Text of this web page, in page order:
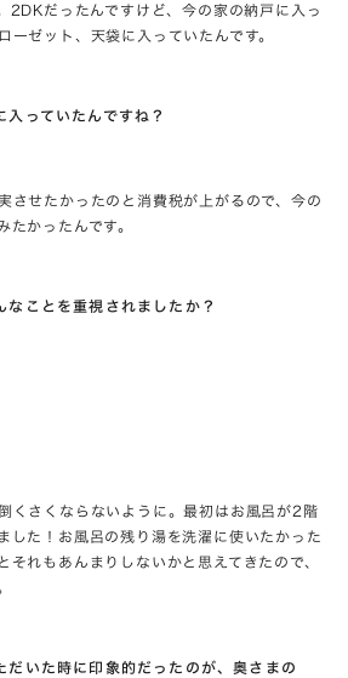
2DKだったんですけど、今の家の納戸に入っ
ーゼット、天袋に入っていたんです。
っていたんですね？
させたかったのと消費税が上がるので、今の
たかったんです。
なことを重視されましたか？
くさくならないように。最初はお風呂が2階
した！お風呂の残り湯を洗濯に使いたかった
それもあんまりしないかと思えてきたので、
だいた時に印象的だったのが、奥さまの